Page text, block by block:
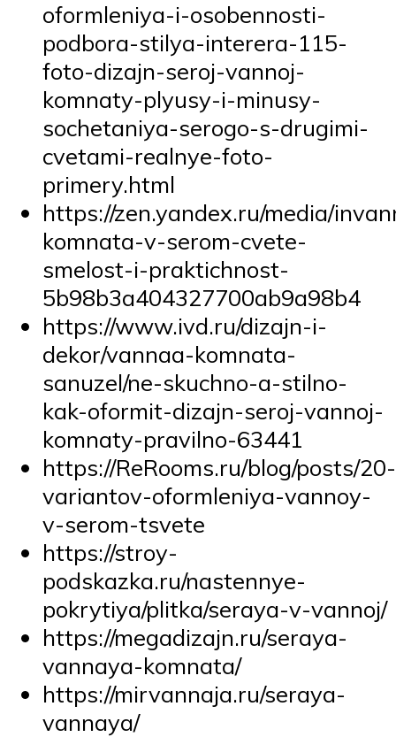
oformleniya-i-osobennosti-
podbora-stilya-interera-115-
foto-dizajn-seroj-vannoj-
komnaty-plyusy-i-minusy-
sochetaniya-serogo-s-drugimi-
cvetami-realnye-foto-
primery.html
https://zen.yandex.ru/media/
komnata-v-serom-cvete-
smelost-i-praktichnost-
5b98b3a404327700ab9a98b4
https://www.ivd.ru/dizajn-i-
dekor/vannaa-komnata-
sanuzel/ne-skuchno-a-stilno-
kak-oformit-dizajn-seroj-vannoj-
komnaty-pravilno-63441
https://ReRooms.ru/blog/posts/20-
variantov-oformleniya-vannoy-
v-serom-tsvete
https://stroy-
podskazka.ru/nastennye-
pokrytiya/plitka/seraya-v-vannoj/
https://megadizajn.ru/seraya-
vannaya-komnata/
https://mirvannaja.ru/seraya-
vannaya/